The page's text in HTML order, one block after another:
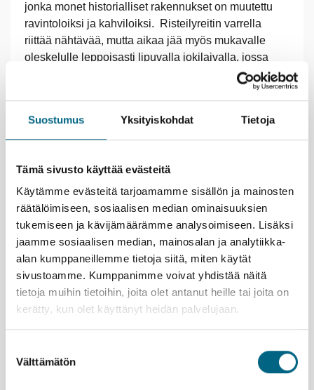
Suostumus Yksityiskohdat Tietoja
Tämä sivusto käyttää evästeitä
Käytämme evästeitä tarjoamamme sisällön ja mainosten
räätälöimiseen, sosiaalisen median ominaisuuksien
tukemiseen ja kävijämäärämme analysoimiseen. Lisäksi
jaamme sosiaalisen median, mainosalan ja analytiikka-
alan kumppaneillemme tietoja siitä, miten käytät
sivustoamme. Kumppanimme voivat yhdistää näitä
tietoja muihin tietoihin, joita olet antanut heille tai joita on
kerätty, kun olet käyttänyt heidän palvelujaan.
valinta
Välttämätön
jonka monet historialliset rakennukset on muutettu
ravintoloiksi ja kahviloiksi. Risteilyreitin varrella
riittää nähtävää, mutta aikaa jää myös mukavalle
oleskelulle leppoisasti lipuvalla jokilaivalla, jossa
Ostoksia vai nähtävyyksiä, kävelyretkiä vai
tehdä mitä mieleen sattuu juolahtamaan. Jokilaivalta
– Kristinan matkanjohtajalta saat vinkkejä, mihin
kannattaisi suunnata.
Maastricht on Alankomaiden kauneimpia kaupunkeja.
Ehkä nautit kakkukahvit jossakin historiallisen
keskustan kahvilassa tai poikkeat kirjakauppaan,
jonka löydät keskiaikaisen kirkon holvikaarien alta.
Herkulliset ateriat juomineen kuuluvat hintaan ja laivan
all inclusive -konsepti on muutenkin poikkeuksellisen